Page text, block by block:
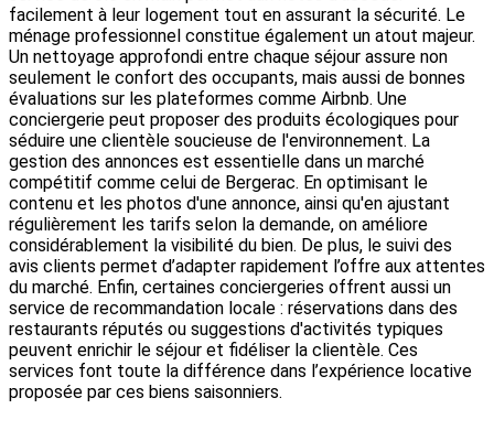
facilement à leur logement tout en assurant la sécurité. Le
ménage professionnel constitue également un atout majeur.
Un nettoyage approfondi entre chaque séjour assure non
seulement le confort des occupants, mais aussi de bonnes
évaluations sur les plateformes comme Airbnb. Une
conciergerie peut proposer des produits écologiques pour
séduire une clientèle soucieuse de l'environnement. La
gestion des annonces est essentielle dans un marché
compétitif comme celui de Bergerac. En optimisant le
contenu et les photos d'une annonce, ainsi qu'en ajustant
régulièrement les tarifs selon la demande, on améliore
considérablement la visibilité du bien. De plus, le suivi des
avis clients permet d’adapter rapidement l’offre aux attentes
du marché. Enfin, certaines conciergeries offrent aussi un
service de recommandation locale : réservations dans des
restaurants réputés ou suggestions d'activités typiques
peuvent enrichir le séjour et fidéliser la clientèle. Ces
services font toute la différence dans l’expérience locative
proposée par ces biens saisonniers.